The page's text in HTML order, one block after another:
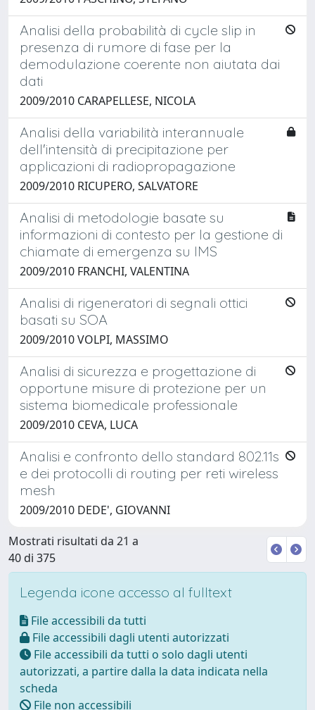
Analisi della probabilità di cycle slip in
presenza di rumore di fase per la
demodulazione coerente non aiutata dai
dati
2009/2010 CARAPELLESE, NICOLA
Analisi della variabilità interannuale
dell'intensità di precipitazione per
applicazioni di radiopropagazione
2009/2010 RICUPERO, SALVATORE
Analisi di metodologie basate su
informazioni di contesto per la gestione di
chiamate di emergenza su IMS
2009/2010 FRANCHI, VALENTINA
Analisi di rigeneratori di segnali ottici
basati su SOA
2009/2010 VOLPI, MASSIMO
Analisi di sicurezza e progettazione di
opportune misure di protezione per un
sistema biomedicale professionale
2009/2010 CEVA, LUCA
Analisi e confronto dello standard 802.11s
e dei protocolli di routing per reti wireless
mesh
2009/2010 DEDE', GIOVANNI
Mostrati risultati da 21 a
40 di 375
Legenda icone accesso al fulltext
File accessibili da tutti
File accessibili dagli utenti autorizzati
File accessibili da tutti o solo dagli utenti
autorizzati, a partire dalla la data indicata nella
scheda
File non accessibili